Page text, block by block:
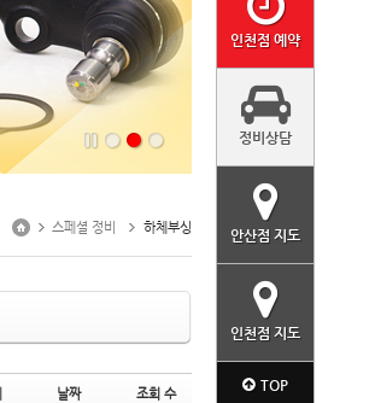
스페셜 정비 하체부싱
날짜 조회 수
인천점 예약
정비상담
안산점 지도
인천점 지도
TOP